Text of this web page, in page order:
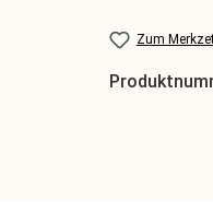
Zum